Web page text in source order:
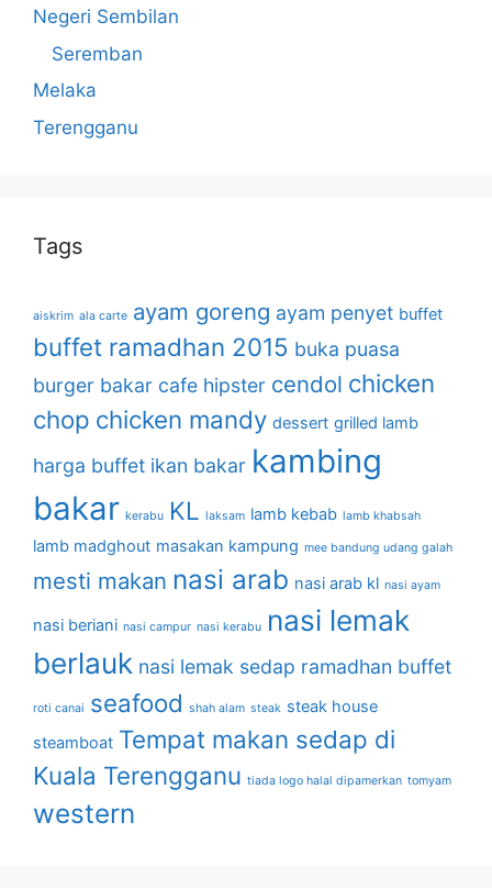
Negeri Sembilan
Seremban
Melaka
Terengganu
Tags
aiskrim ala carte ayam goreng ayam penyet buffet
buffet ramadhan 2015 buka puasa
burger bakar cafe hipster cendol chicken
chop chicken mandy dessert grilled lamb
harga buffet ikan bakar kambing
bakar kerabu KL laksam lamb kebab lamb khabsah
lamb madghout masakan kampung mee bandung udang galah
mesti makan nasi arab nasi arab kl nasi ayam
nasi beriani nasi campur nasi kerabu nasi lemak
berlauk nasi lemak sedap ramadhan buffet
roti canai seafood shah alam steak steak house
steamboat Tempat makan sedap di
Kuala Terengganu tiada logo halal dipamerkan tomyam
western